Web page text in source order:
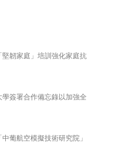
韌家庭」培訓強化家庭抗
簽署合作備忘錄以加強全
葡航空模擬技術研究院」